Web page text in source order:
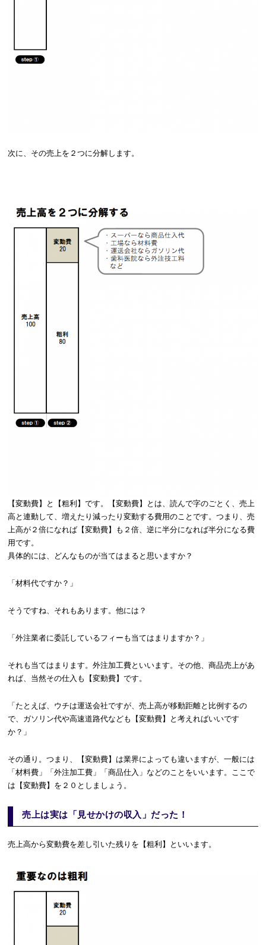
次に、その売上を２つに分解します。
【変動費】と【粗利】です。【変動費】とは、読んで字のごとく、売上
高と連動して、増えたり減ったり変動する費用のことです。つまり、売
上高が２倍になれば【変動費】も２倍、逆に半分になれば半分になる費
用です。
具体的には、どんなものが当てはまると思いますか？
「材料代ですか？」
そうですね、それもあります。他には？
「外注業者に委託しているフィーも当てはまりますか？」
それも当てはまります。外注加工費といいます。その他、商品売上があ
れば、当然その仕入も【変動費】です。
「たとえば、ウチは運送会社ですが、売上高が移動距離と比例するの
で、ガソリン代や高速道路代なども【変動費】と考えればいいです
か？」
その通り。つまり、【変動費】は業界によっても違いますが、一般には
「材料費」「外注加工費」「商品仕入」などのことをいいます。ここで
は【変動費】を２０としましょう。
売上は実は「見せかけの収入」だった！
売上高から変動費を差し引いた残りを【粗利】といいます。